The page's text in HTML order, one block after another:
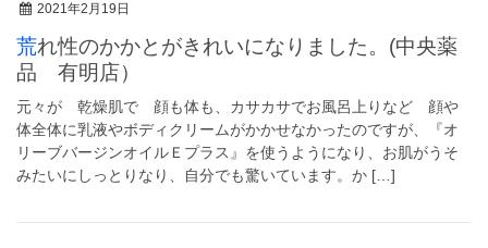
2021年2月19日
荒れ性のかかとがきれいになりました。(中央薬
品 有明店）
元々が 乾燥肌で 顔も体も、カサカサでお風呂上りなど 顔や
体全体に乳液やボディクリームがかかせなかったのですが、『オ
リーブバージンオイルＥプラス』を使うようになり、お肌がうそ
みたいにしっとりなり、自分でも驚いています。か […]